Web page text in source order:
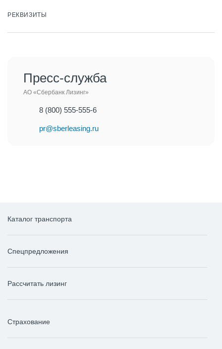
РЕКВИЗИТЫ
Пресс-служба
АО «Сбербанк Лизинг»
8 (800) 555-555-6
pr@sberleasing.ru
Каталог транспорта
Спецпредложения
Рассчитать лизинг
Страхование